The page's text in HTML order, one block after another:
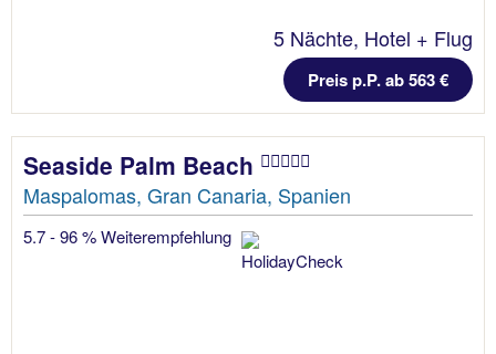
5 Nächte, Hotel + Flug
Preis p.P. ab 563 €
Seaside Palm Beach
Maspalomas, Gran Canaria, Spanien
5.7 - 96 % Weiterempfehlung